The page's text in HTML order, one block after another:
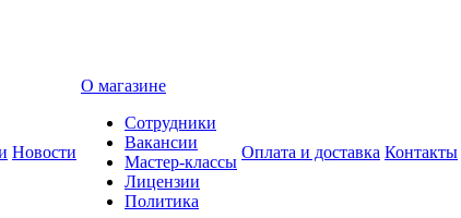
Новости
О магазине
Сотрудники
Вакансии
Мастер-классы
Лицензии
Политика
Оплата и доставка Контакты